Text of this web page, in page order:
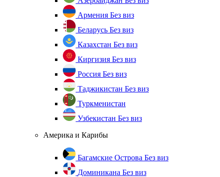
Армения Без виз
Беларусь Без виз
Казахстан Без виз
Киргизия Без виз
Россия Без виз
Таджикистан Без виз
Туркменистан
Узбекистан Без виз
Америка и Карибы
Багамские Острова Без виз
Доминикана Без виз